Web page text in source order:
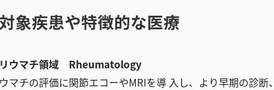
象疾患や特徴的な医療
ウマチ領域 Rheumatology
マチの評価に関節エコーやMRIを導 入し、より早期の診